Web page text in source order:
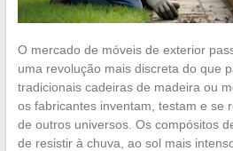
O mercado de móveis de exterior
uma revolução mais discreta do que
tradicionais cadeiras de madeira ou
os fabricantes inventam, testam e se
de outros universos. Os compósitos
de resistir à chuva, ao sol mais